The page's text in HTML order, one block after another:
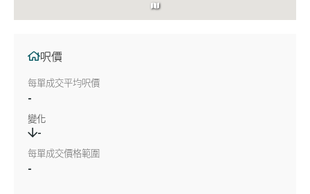
呎價
每單成交平均呎價
-
變化
-
每單成交價格範圍
-